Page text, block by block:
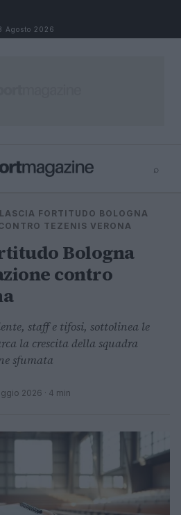
Agosto 2026
⌕
⌕
FORTITUDO BOLOGNA
TEZENIS VERONA
Bologna
contro
staff e tifosi, sottolinea le
la crescita della squadra
sfumata
2026 · 4 min